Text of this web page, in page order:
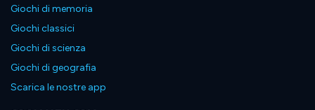
Giochi di memoria
Giochi classici
Giochi di scienza
Giochi di geografia
Scarica le nostre app